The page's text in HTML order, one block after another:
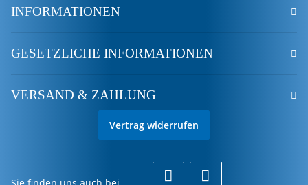
INFORMATIONEN
GESETZLICHE INFORMATIONEN
VERSAND & ZAHLUNG
Vertrag widerrufen